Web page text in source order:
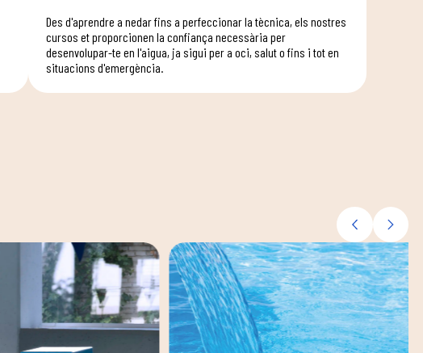
Des d'aprendre a nedar fins a perfeccionar la tècnica, els nostres
cursos et proporcionen la confiança necessària per
desenvolupar-te en l'aigua, ja sigui per a oci, salut o fins i tot en
situacions d'emergència.